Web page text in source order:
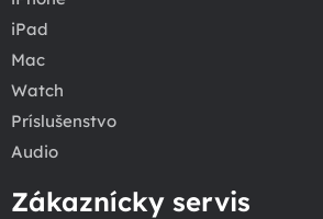
iPad
Mac
Watch
Príslušenstvo
Audio
Zákaznícky servis